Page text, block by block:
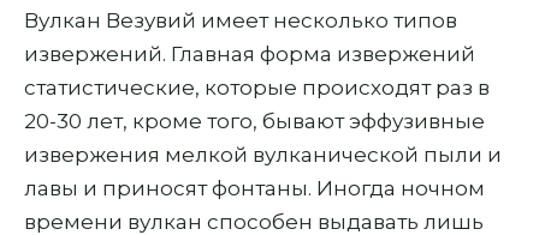
Вулкан Везувий имеет несколько типов
извержений. Главная форма извержений
статистические, которые происходят раз в
20-30 лет, кроме того, бывают эффузивные
извержения мелкой вулканической пыли и
лавы и приносят фонтаны. Иногда ночном
времени вулкан способен выдавать лишь